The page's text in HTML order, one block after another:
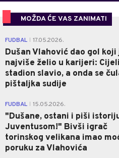
MOŽDA ĆE VAS ZANIMATI
FUDBAL 17.05.2026.
Dušan Vlahović dao gol koji
najviše želio u karijeri: Cijeli
stadion slavio, a onda se
pištaljka sudije
FUDBAL 15.05.2026.
"Dušane, ostani i piši
Juventusom!" Bivši igrač
torinskog velikana imao
poruku za Vlahovića